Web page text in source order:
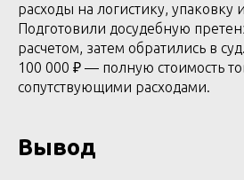
расходы на логистику, упаковку
Подготовили досудебную
расчетом, затем обратились в
100 000 ₽ — полную стоимость
сопутствующими расходами.
Вывод